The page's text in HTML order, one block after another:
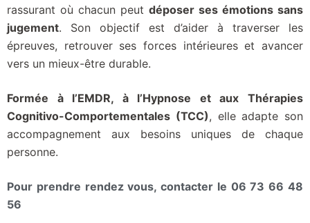
rassurant où chacun peut déposer ses émotions sans
jugement. Son objectif est d’aider à traverser les
épreuves, retrouver ses forces intérieures et avancer
vers un mieux-être durable.
Formée à l’EMDR, à l’Hypnose et aux Thérapies
Cognitivo-Comportementales (TCC), elle adapte son
accompagnement aux besoins uniques de chaque
personne.
Pour prendre rendez vous, contacter le 06 73 66 48
56